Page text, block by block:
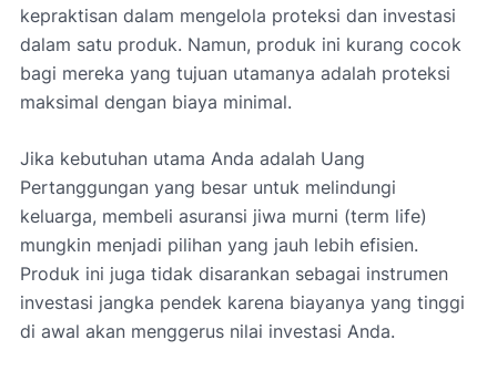
kepraktisan dalam mengelola proteksi dan investasi
dalam satu produk. Namun, produk ini kurang cocok
bagi mereka yang tujuan utamanya adalah proteksi
maksimal dengan biaya minimal.
Jika kebutuhan utama Anda adalah Uang
Pertanggungan yang besar untuk melindungi
keluarga, membeli asuransi jiwa murni (term life)
mungkin menjadi pilihan yang jauh lebih efisien.
Produk ini juga tidak disarankan sebagai instrumen
investasi jangka pendek karena biayanya yang tinggi
di awal akan menggerus nilai investasi Anda.